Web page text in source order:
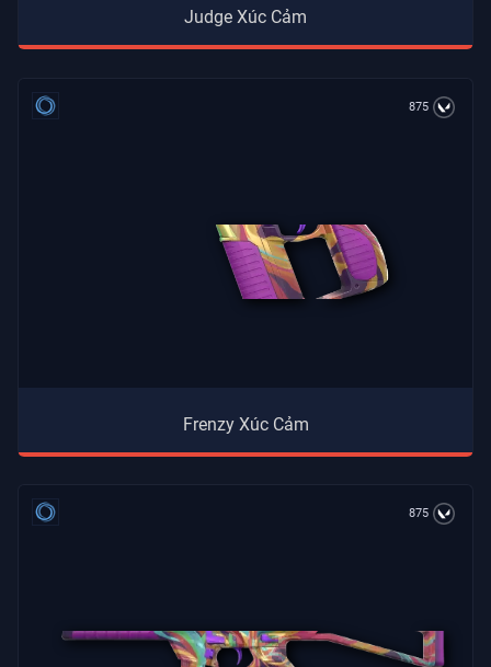
Judge Xúc Cảm
875
Frenzy Xúc Cảm
875